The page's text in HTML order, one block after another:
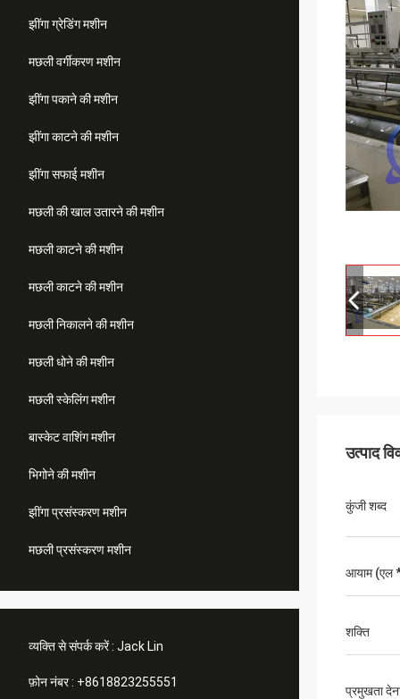
झींगा ग्रेडिंग मशीन
मछली वर्गीकरण मशीन
झींगा पकाने की मशीन
झींगा काटने की मशीन
झींगा सफाई मशीन
मछली की खाल उतारने की मशीन
मछली काटने की मशीन
मछली काटने की मशीन
मछली निकालने की मशीन
मछली धोने की मशीन
मछली स्केलिंग मशीन
बास्केट वाशिंग मशीन
भिगोने की मशीन
झींगा प्रसंस्करण मशीन
मछली प्रसंस्करण मशीन
व्यक्ति से संपर्क करें : Jack Lin
फ़ोन नंबर : +8618823255551
उत्पाद
कुंजी शब्द
आयाम (एल
शक्ति
प्रमुखता